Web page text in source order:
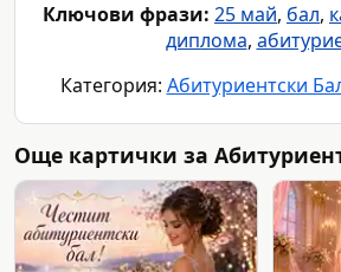
Ключови фрази: 25 май, бал,
диплома,
Категория: Абитуриентски
Още картички за